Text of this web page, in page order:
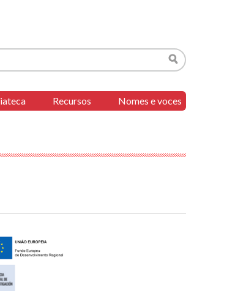
Buscar
Recursos Nomes e voces